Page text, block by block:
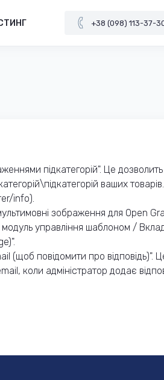
+38 (098) 113-37-
підкатегорій". Це дозволить
ваших товарів.
info).
зображення для Open
модуль управління шаблоном /
(щоб повідомити про відповідь)".
коли адміністратор додає